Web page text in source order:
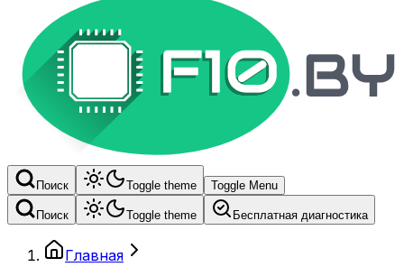
Поиск Toggle theme Toggle Menu
Поиск Toggle theme Бесплатная диагностика
Главная